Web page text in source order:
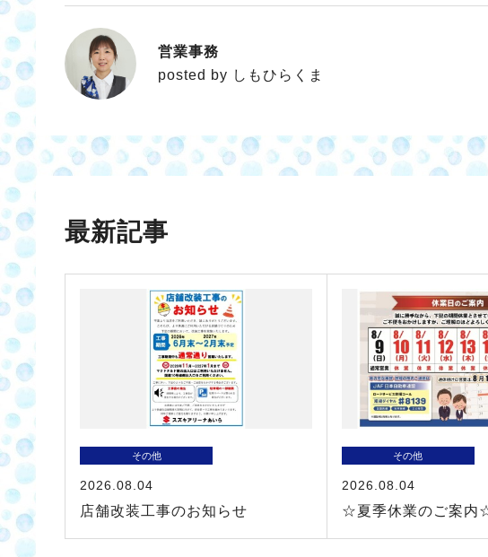
しもひらくま
営業事務
posted by しもひらくま
最新記事
その他
2026.08.04
店舗改装工事のお知らせ
その他
2026.08.04
☆夏季休業のご案内